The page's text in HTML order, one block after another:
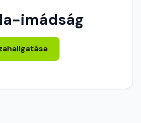
imádság